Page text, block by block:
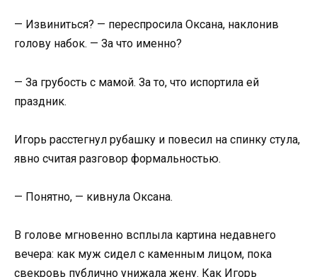
— Извиниться? — переспросила Оксана, наклонив
голову набок. — За что именно?
— За грубость с мамой. За то, что испортила ей
праздник.
Игорь расстегнул рубашку и повесил на спинку стула,
явно считая разговор формальностью.
— Понятно, — кивнула Оксана.
В голове мгновенно всплыла картина недавнего
вечера: как муж сидел с каменным лицом, пока
свекровь публично унижала жену. Как Игорь